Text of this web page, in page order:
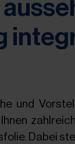
und
Dabei